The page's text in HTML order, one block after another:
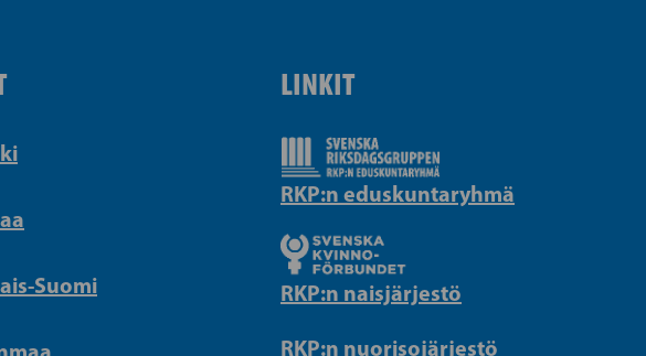
Suomi
LINKIT
RKP:n eduskuntaryhmä
RKP:n naisjärjestö
RKP:n nuorisojärjestö